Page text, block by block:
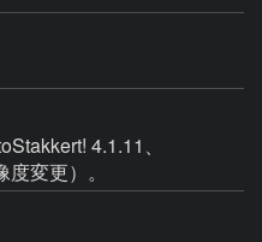
4.1.11、
変更）。